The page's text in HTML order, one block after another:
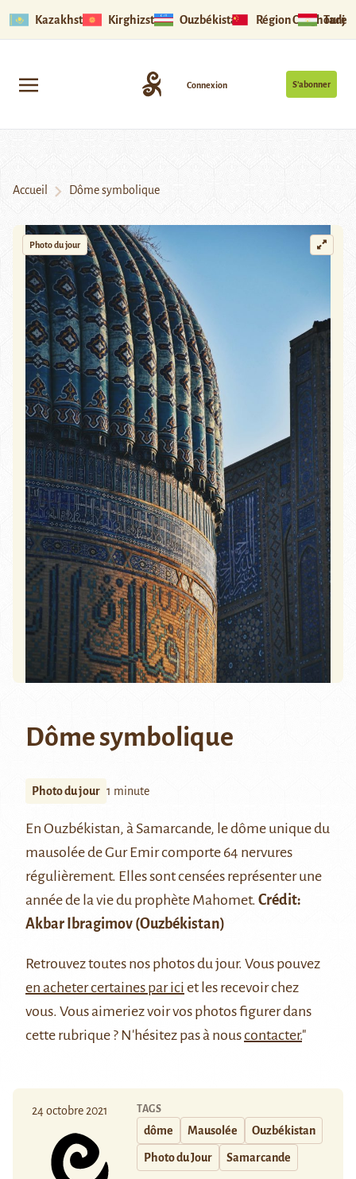
Kazakhstan Kirghizstan Ouzbékistan Région Ouïghoure
S’abonner
Connexion
Accueil Dôme symbolique
Photo du jour
Dôme symbolique
Photo du jour 1 minute
En Ouzbékistan, à Samarcande, le dôme unique du
mausolée de Gur Emir comporte 64 nervures
régulièrement. Elles sont censées représenter une
année de la vie du prophète Mahomet. Crédit:
Akbar Ibragimov (Ouzbékistan)
Retrouveztoutes nos photos du jour. Vous pouvez
en acheter certaines par ici et les recevoir chez
vous. Vous aimeriez voir vos photos figurer dans
cette rubrique ? N'hésitez pas à nouscontacter."
24 octobre 2021 TAGS
dôme Mausolée Ouzbékistan
Photo du Jour Samarcande